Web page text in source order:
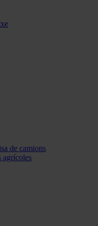
de camions
agrícoles